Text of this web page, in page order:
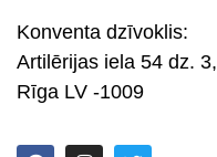
Konventa dzīvoklis:
Artilērijas iela 54 dz. 3,
Rīga LV -1009